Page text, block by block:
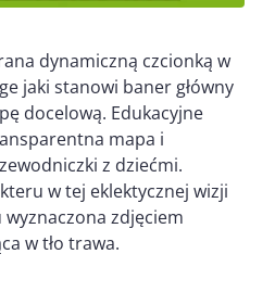
dynamiczną czcionką w
jaki stanowi baner główny
docelową. Edukacyjne
mapa i
z dziećmi.
w tej eklektycznej wizji
zdjęciem
w tło trawa.